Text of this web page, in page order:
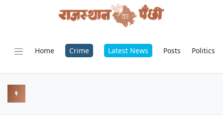
Home Crime Latest News Posts Politics